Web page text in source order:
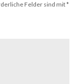
Felder sind mit*